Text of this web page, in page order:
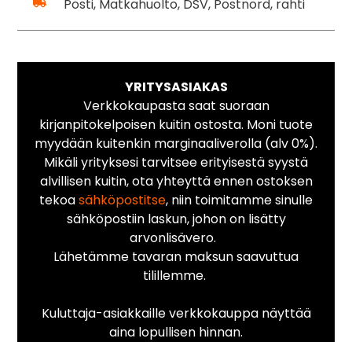
Posti, Matkahuolto, DSV, Postnord, rahti
YRITYSASIAKAS
Verkkokaupasta saat suoraan
kirjanpitokelpoisen kuitin ostosta. Moni tuote
myydään kuitenkin marginaaliverolla (alv 0%).
Mikäli yrityksesi tarvitsee erityisestä syystä
alvillisen kuitin, ota yhteyttä ennen ostoksen
tekoasähköpostitse, niin toimitamme sinulle
sähköpostiin laskun, johon on lisätty
arvonlisävero.
Lähetämme tavaran maksun saavuttua
tilillemme.
Kuluttaja-asiakkaille verkkokauppa näyttää
aina lopullisen hinnan.